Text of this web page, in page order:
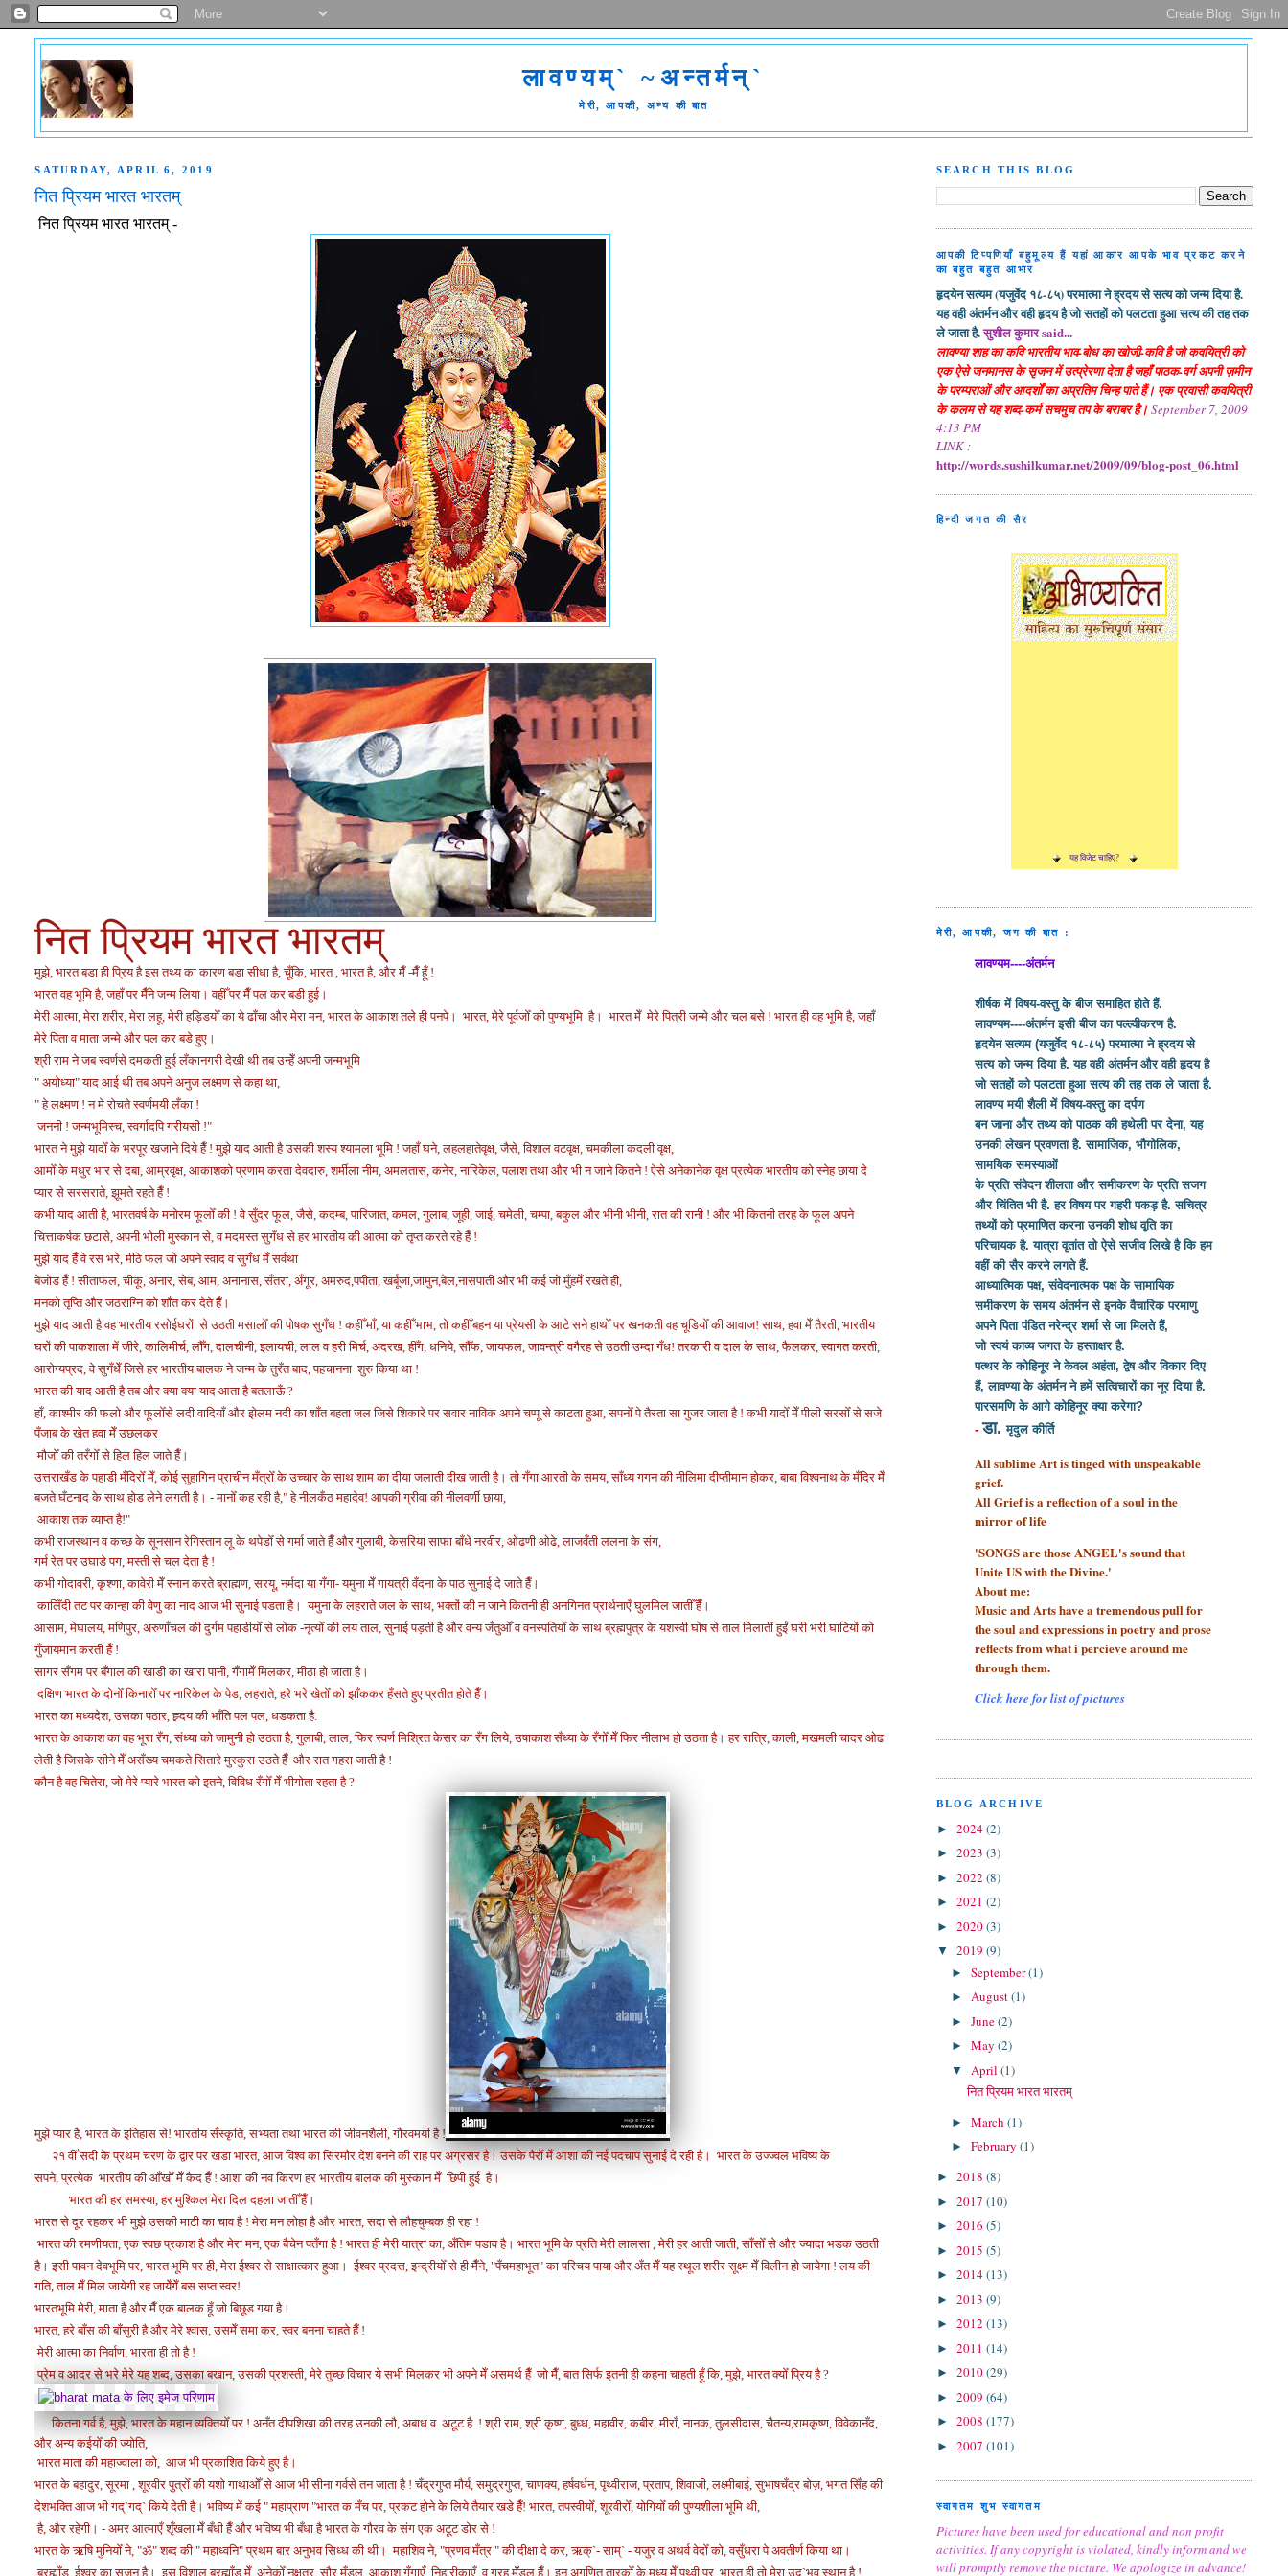
लावण्यम्` ~अन्तर्मन्`
मेरी, आपकी, अन्य की बात
SATURDAY, APRIL 6, 2019
नित प्रियम भारत भारतम्
नित प्रियम भारत भारतम् -
नित प्रियम भारत भारतम्
मुझे, भारत बडा ही प्रिय है इस तथ्य का कारण बडा सीधा है,चूँकि, भारत , भारत है, और मैँ -मैँ हूँ !
भारत वह भूमि है, जहाँ पर मैँने जन्म लिया। वहीँ पर मैँ पल कर बडी हुई।
मेरी आत्मा, मेरा शरीर, मेरा लहू, मेरी हड्डियोँ का ये ढाँचा और मेरा मन, भारत के आकाश तले ही पनपे। भारत, मेरे पूर्वजोँ की पुण्यभूमि है। भारत मेँ मेरे पित्री जन्मे और चल बसे ! भारत ही वह भूमि है, जहाँ
मेरे पिता व माता जन्मे और पल कर बडे हुए।
श्री राम ने जब स्वर्णसे दमकती हुई लँकानगरी देखी थी तब उन्हेँ अपनी जन्मभूमि
" अयोध्या" याद आई थी तब अपने अनुज लक्ष्मण से कहा था,
" हे लक्ष्मण ! न मे रोचते स्वर्णमयी लँका !
जननी ! जन्मभूमिस्च, स्वर्गादपि गरीयसी !"
भारत ने मुझे यादोँ के भरपूर खजाने दिये हैँ ! मुझे याद आती है उसकी शस्य श्यामला भूमि ! जहाँ घने, लहलहातेवृक्ष, जैसे, विशाल वटवृक्ष, चमकीला कदली वृक्ष,
आमोँ के मधुर भार से दबा, आम्रवृक्ष, आकाशको प्रणाम करता देवदारु, शर्मीला नीम, अमलतास, कनेर, नारिकेल, पलाश तथा और भी न जाने कितने ! ऐसे अनेकानेक वृक्ष प्रत्येक भारतीय को स्नेह छाया दे
प्यार से सरसराते, झूमते रहते हैँ !
कभी याद आती है, भारतवर्ष के मनोरम फूलोँ की ! वे सुँदर फूल, जैसे, कदम्ब, पारिजात, कमल, गुलाब, जूही, जाई, चमेली, चम्पा, बकुल और भीनी भीनी, रात की रानी ! और भी कितनी तरह के फूल अपने
चित्ताकर्षक छटासे, अपनी भोली मुस्कान से, व मदमस्त सुगँध से हर भारतीय की आत्मा को तृप्त करते रहे हैँ !
मुझे याद हैँ वे रस भरे, मीठे फल जो अपने स्वाद व सुगँध मेँ सर्वथा
बेजोड हैँ ! सीताफल, चीकू, अनार, सेब, आम, अनानास, सँतरा, अँगूर, अमरुद,पपीता, खर्बूजा,जामुन,बेल,नासपाती और भी कई जो मुँहमेँ रखते ही,
मनको तृप्ति और जठराग्नि को शाँत कर देते हैँ।
मुझे याद आती है वह भारतीय रसोईघरों से उठती मसालोँ की पोषक सुगँध ! कहीँ माँ, या कहीँ भाभ, तो कहीँ बहन या प्रेयसी के आटे सने हाथोँ पर खनकती वह चूडियोँ की आवाज! साथ, हवा मेँ तैरती, भारतीय
घरों की पाकशाला में जीरे, कालिमीर्च, लौँग, दालचीनी, इलायची, लाल व हरी मिर्च, अदरख, हीँग, धनिये, सौँफ, जायफल, जावन्त्री वगैरह से उठती उम्दा गँध! तरकारी व दाल के साथ, फैलकर, स्वागत करती,
आरोग्यप्रद, वे सुगँधेँ जिसे हर भारतीय बालक ने जन्म के तुरँत बाद, पहचानना शुरु किया था !
भारत की याद आती है तब और क्या क्या याद आता है बतलाऊँ ?
हाँ, काश्मीर की फलो और फूलोँसे लदी वादियाँ और झेलम नदी का शाँत बहता जल जिसे शिकारे पर सवार नाविकअपने चप्पू से काटता हुआ, सपनोँ पे तैरता सागुजर जाता है !कभी यादोँ मेँ पीली सरसोँ से सजे
पँजाब के खेत हवा मेँ उछलकर
मौजोँ की तरँगोँ से हिल हिल जाते हैँ।
उत्तराखँड के पहाडी मँदिरोँ मेँ, कोई सुहागिन प्राचीन मँत्रोँ के उच्चार के साथ शाम का दीया जलाती दीख जाती है।तो गँगा आरती के समय, साँध्य गगन की नीलिमा दीप्तीमान होकर, बाबा विश्वनाथ के मँदिर मेँ
बजते घँटनाद के साथ होड लेने लगती है।- मानोँ कह रही है," हे नीलकँठ महादेव! आपकी ग्रीवा की नीलवर्णी छाया,
आकाश तक व्याप्त है!"
कभी राजस्थान व कच्छ के सूनसान रेगिस्तान लू के थपेडोँ से गर्मा जाते हैँ और गुलाबी, केसरिया साफा बाँधे नरवीर, ओढणी ओढे, लाजवँती ललना के संग
गर्म रेत पर उघाडे पग, मस्ती से चल देता है !
कभी गोदावरी, कृश्णा, कावेरी मेँ स्नान करते ब्राह्मण, सरयू, नर्मदा या गँगा- यमुना मेँगायत्री वँदना के पाठ सुनाई दे जाते हैँ।
कालिँदी तट पर कान्हा की वेणु का नाद आज भी सुनाई पडता है। यमुना के लहराते जल के साथ, भक्तों की न जाने कितनी ही अनगिनत प्रार्थनाएँ घुलमिल जातीँ हैँ।
आसाम, मेघालय, मणिपुर, अरुणाँचल की दुर्गम पहाडीयोँ से लोक -नृत्योँ की लय ताल, सुनाई पड़ती है और वन्य जँतुओँ व वनस्पतियोँ के साथ ब्रह्मपुत्र के यशस्वी घोष से ताल मिलातीं हुईं घरी भरी घाटियों को
गुँजायमान करती हैँ !
सागर सँगम पर बँगाल की खाडी का खारा पानी, गँगामेँ मिलकर, मीठा हो जाता है।
दक्षिण भारत के दोनोँ किनारोँ पर नारिकेल के पेड, लहराते, हरे भरे खेतोँ को झाँककरहँसते हुए प्रतीत होते हैँ।
भारत का मध्यदेश, उसका पठार, ह्र्दय की भाँति पल पल, धडकता है.
भारत के आकाश का वह भूरा रँग, संध्या को जामुनी हो उठता है, गुलाबी, लाल, फिर स्वर्ण मिश्रित केसर का रँग लिये, उषाकाश सँध्या के रँगोँ मेँफिर नीलाभ हो उठता है।हर रात्रि, काली, मखमली चादर ओढ
लेती है जिसके सीने मेँ असँख्य चमकते सितारे मुस्कुरा उठते हैँ और रात गहरा जाती है !
कौन है वह चितेरा, जो मेरे प्यारे भारत कोइतने, विविध रँगोँ मेँ भीगोता रहता है ?
मुझे प्यार है, भारत के इतिहास से! भारतीय सँस्कृति, सभ्यता तथा भारत की जीवनशैली, गौरवमयी है !
२१ वीँ सदी के प्रथम चरण के द्वार पर खडा भारत,आज विश्व का सिरमौर देश बनने की राह पर अग्रसर है।उसके पैरोँ मेँ आशा की नई पदचाप सुनाई दे रही है।भारत के उज्ज्वल भविष्य के
सपने,प्रत्येक भारतीय की आँखोँ मेँ कैद हैँ ! आशा की नव किरणहर भारतीय बालक की मुस्कान मेँ छिपी हुई है।
भारत की हर समस्या, हर मुश्किल मेरा दिल दहला जातीँ हैँ।
भारत से दूर रहकर भी मुझे उसकी माटी का चाव है !मेरा मन लोहा है और भारत, सदा से लौहचुम्बक ही रहा !
भारत की रमणीयता, एक स्वछ प्रकाश है और मेरा मन, एक बैचेन पतँगा है ! भारत ही मेरी यात्रा का, अँतिम पडाव है। भारत भूमि के प्रति मेरी लालसा , मेरी हर आती जाती, साँसोँ सेऔर ज्यादा भडक उठती
है।इसी पावन देवभूमि पर, भारत भूमि पर ही, मेरा ईश्वर से साक्षात्कार हुआ।ईश्वर प्रदत्त, इन्द्रीयोँ से ही मैँने, "पँचमहाभूत" का परिचय पाया और अँत मेँ यह स्थूल शरीर सूक्ष्म मेँ विलीन हो जायेगा !लय की
गति, ताल मेँ मिल जायेगी रह जायेँगेँ बस सप्त स्वर!
भारतभूमि मेरी, माता है और मैँ एक बालक हूँजो बिछूड गया है।
भारत, हरे बाँस की बाँसुरी है और मेरे श्वास, उसमेँ समा कर, स्वर बनना चाहते हैँ !
मेरी आत्मा का निर्वाण, भारता ही तो है !
प्रेम व आदर से भरे मेरे यह शब्द, उसका बखान, उसकी प्रशस्ती, मेरे तुच्छ विचार ये सभीमिलकर भी अपने मेँ असमर्थ हैँ जोमैँ, बात सिर्फ इतनी ही कहना चाहती हूँ कि,मुझे, भारत क्योँ प्रिय है ?
कितना गर्व है, मुझे, भारत के महान व्यक्तियोँ पर !अनँत दीपशिखा की तरह उनकी लौ, अबाध व अटूट है ! श्री राम, श्री कृष्ण, बुध्ध, महावीर, कबीर, मीराँ, नानक, तुलसीदास, चैतन्य,रामकृष्ण, विवेकानँद,
और अन्य कईयोँ की ज्योति,
भारत माता की महाज्वाला को, आज भी प्रकाशित किये हुए है।
भारत के बहादुर, सूरमा , शूरवीर पुत्रोँ की यशो गाथाओँ से आज भी सीना गर्वसे तन जाता है ! चँद्रगुप्त मौर्य, समुद्रगुप्त, चाणक्य, हर्षवर्धन, पृथ्वीराज, प्रताप, शिवाजी, लक्ष्मीबाई, सुभाषचँद्र बोज़, भगत सिँह की
देशभक्ति आज भी गद्`गद्` किये देती है।भविष्य में कई " महाप्राण "भारत क मँच पर,प्रकट होने के लिये तैयार खडे हैँ!भारत, तपस्वीयोँ, शूरवीरोँ, योगियोँ की पुण्यशीला भूमि थी,
है, और रहेगी।- अमर आत्माएँ शृँखला मेँ बँधी हैँ और भविष्य भी बँधा है भारत के गौरव के संग एक अटूट डोर से !
भारत के ऋषि मुनियोँ ने, "ॐ" शब्द की " महाध्वनि" प्रथम बार अनुभव सिध्ध की थी। महाशिव ने, "प्रणव मँत्र " की दीक्षा दे कर, ऋक्`- साम्` - यजुर व अथर्व वेदोँ को, वसुँधरा पे अवतीर्ण किया था।
ब्रह्माँड, ईश्वर का सृजन है। इस विशाल ब्रह्माँड मेँ, अनेकोँ नक्षत्र, सौर मँडल, आकाश गँगाएँ, निहारीकाएँ, व ग्रह मॅँडल हैँ। इन अगणित तारकोँ के मध्य मेँ पृथ्वी पर, भारत ही तो मेरा उद्`भव स्थान है !
SEARCH THIS BLOG
आपकी टिप्पणियाँ बहुमूल्य हैं यहां आकार आपके भाव प्रकट करने
का बहुत बहुत आभार
हृदयेन सत्यम (यजुर्वेद १८-८५) परमात्मा ने ह्रदय से सत्य को जन्म दिया है.
यह वही अंतर्मन और वही हृदय है जो सतहों को पलटता हुआ सत्य की तह तक
ले जाता है.सुशील कुमार said...
लावण्या शाह का कवि भारतीय भाव-बोध का खोजी-कवि है जो कवयित्री को
एक ऐसे जनमानस के सृजन में उत्प्रेरणा देता है जहाँ पाठक-वर्ग अपनी ज़मीन
के परम्पराओं और आदर्शों का अप्रतिम चिन्ह पाते हैं। एक प्रवासी कवयित्री
के कलम से यह शब्द-कर्म सचमुच तप के बराबर है। September 7, 2009
4:13 PM
LINK :
http://words.sushilkumar.net/2009/09/blog-post_06.html
हिन्दी जगत की सैर
यह विजेट चाहिए?
मेरी, आपकी, जग की बात :
लावण्यम----अंतर्मन
शीर्षक में विषय-वस्तु के बीज समाहित होते हैं.
लावण्यम----अंतर्मन इसी बीज का पल्ल्वीकरण है.
हृदयेन सत्यम (यजुर्वेद १८-८५) परमात्मा ने ह्रदय से
सत्य को जन्म दिया है. यह वही अंतर्मन और वही हृदय है
जो सतहों को पलटता हुआ सत्य की तह तक ले जाता है.
लावण्य मयी शैली में विषय-वस्तु का दर्पण
बन जाना और तथ्य को पाठक की हथेली पर देना, यह
उनकी लेखन प्रवणता है. सामाजिक, भौगोलिक,
सामयिक समस्याओं
के प्रति संवेदन शीलता और समीकरण के प्रति सजग
और चिंतित भी है. हर विषय पर गहरी पकड़ है. सचित्र
तथ्यों को प्रमाणित करना उनकी शोध वृति का
परिचायक है. यात्रा वृतांत तो ऐसे सजीव लिखे है कि हम
वहीं की सैर करने लगते हैं.
आध्यात्मिक पक्ष, संवेदनात्मक पक्ष के सामायिक
समीकरण के समय अंतर्मन से इनके वैचारिक परमाणु
अपने पिता पंडित नरेन्द्र शर्मा सेजा मिलते हैं,
जो स्वयं काव्य जगत के हस्ताक्षर है.
पत्थर के कोहिनूर ने केवल अहंता, द्वेष और विकार दिए
हैं, लावण्या के अंतर्मन ने हमें सत्विचारों का नूर दिया है.
पारसमणि के आगे कोहिनूर क्या करेगा?
- डा.मृदुल कीर्ति
All sublime Art is tinged with unspeakable
grief.
All Grief is a reflection of a soulin the
mirror of life
'SONGS are those ANGEL's sound that
Unite US with the Divine.'
About me:
Music and Arts have a tremendous pull for
the soul and expressions in poetry and prose
reflects from what i percieve around me
through them.
Click here for list of pictures
BLOG ARCHIVE
► 2024(2)
► 2023 (3)
► 2022 (8)
► 2021 (2)
► 2020(3)
▼ 2019 (9)
►September(1)
►August(1)
►June(2)
►May(2)
▼ April(1)
नित प्रियम भारत भारतम्
►March(1)
►February(1)
► 2018 (8)
► 2017 (10)
► 2016 (5)
► 2015 (5)
► 2014(13)
► 2013 (9)
► 2012 (13)
► 2011 (14)
► 2010(29)
► 2009 (64)
► 2008 (177)
► 2007 (101)
स्वागतम शुभ स्वागतम
Pictures have been used for educational and non profit
activities. If any copyright is violated, kindly inform and we
will promptly remove the picture. We apologize in advance!